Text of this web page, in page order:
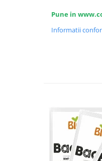
Seminte, fructe uscate,
Specialitati si produse
Pune in
Informatii